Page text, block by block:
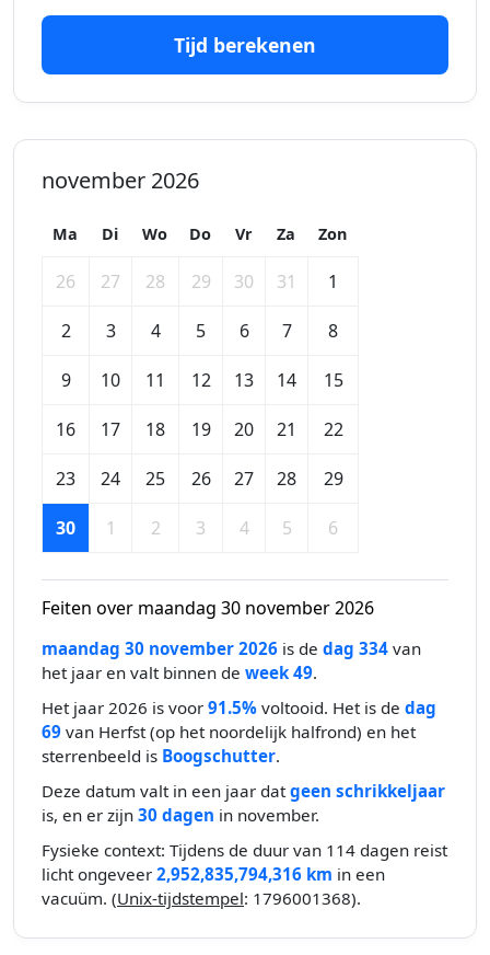
Tijd berekenen
november 2026
Ma Di Wo Do Vr Za Zon
26 27 28 29 30 31 1
2 3 4 5 6 7 8
9 10 11 12 13 14 15
16 17 18 19 20 21 22
23 24 25 26 27 28 29
30 1 2 3 4 5 6
Feiten over maandag 30 november 2026
maandag 30 november 2026 is de dag 334 van
het jaar en valt binnen de week 49.
Het jaar 2026 is voor 91.5% voltooid. Het is de dag
69 van Herfst (op het noordelijk halfrond) en het
sterrenbeeld is Boogschutter.
Deze datum valt in een jaar datgeen schrikkeljaar
is, en er zijn 30 dagen in november.
Fysieke context: Tijdens de duur van 114 dagen reist
licht ongeveer 2,952,835,794,316 km in een
vacuüm. (Unix-tijdstempel: 1796001368).